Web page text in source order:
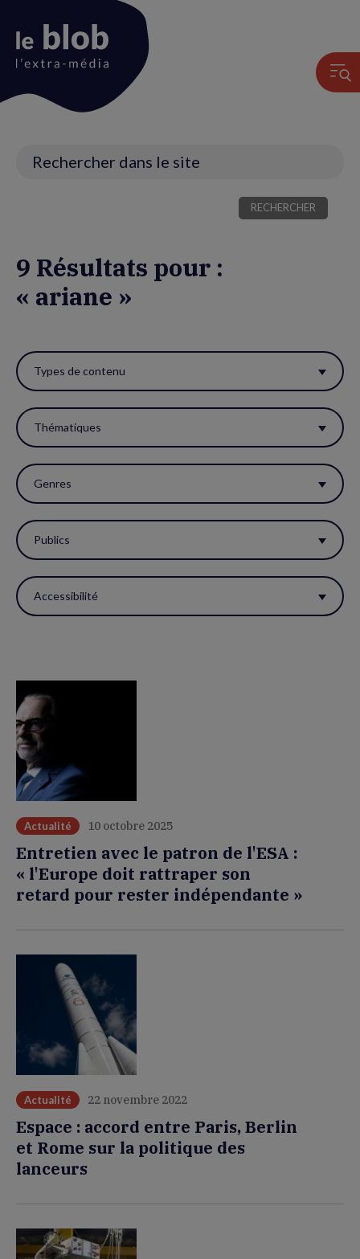
9 Résultats pour :
« ariane »
ces
filtres
pour
réactualiser
la
page.
Types de contenu
Thématiques
Genres
Publics
Accessibilité
Actualité 10 octobre 2025
Entretien avec le patron de l'ESA :
« l'Europe doit rattraper son
retard pour rester indépendante »
Actualité 22 novembre 2022
Espace : accord entre Paris, Berlin
et Rome sur la politique des
lanceurs